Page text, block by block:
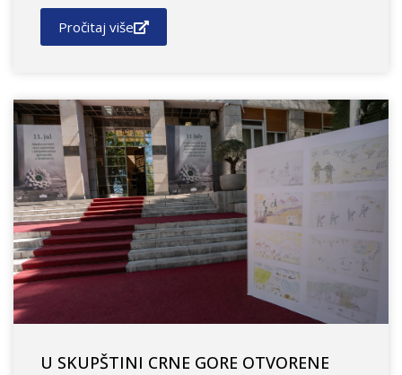
Pročitaj više
U SKUPŠTINI CRNE GORE OTVORENE